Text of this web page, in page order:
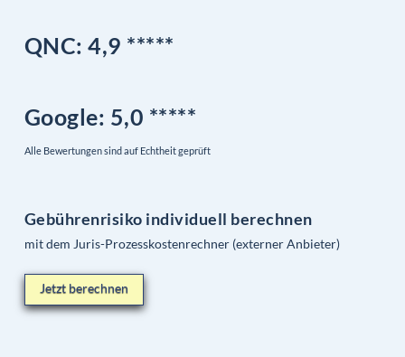
QNC: 4,9 *****
Google: 5,0 *****
Alle Bewertungen sind auf Echtheit geprüft
Gebührenrisiko individuell berechnen
mit dem Juris-Prozesskostenrechner (externer Anbieter)
Jetzt berechnen